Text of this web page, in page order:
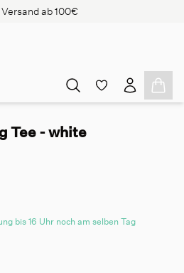
ab 100€
Tee - white
bis 16 Uhr noch am selben Tag